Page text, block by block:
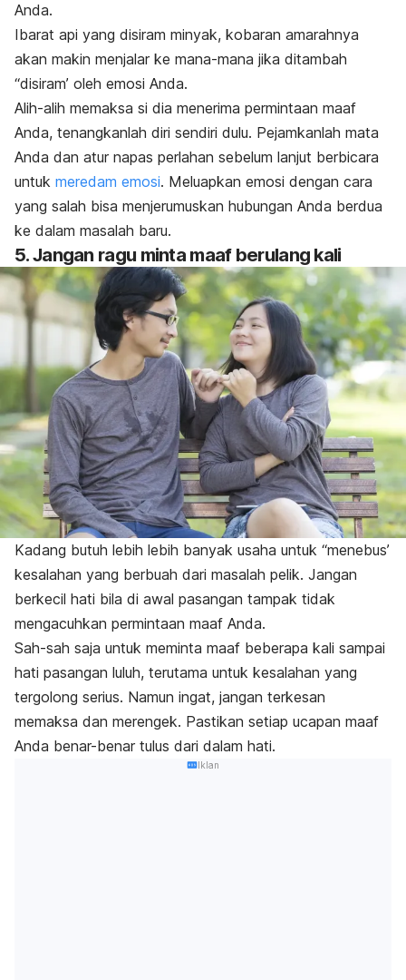
Anda.
Ibarat api yang disiram minyak, kobaran amarahnya
akan makin menjalar ke mana-mana jika ditambah
“disiram’ oleh emosi Anda.
Alih-alih memaksa si dia menerima permintaan maaf
Anda, tenangkanlah diri sendiri dulu. Pejamkanlah mata
Anda dan atur napas perlahan sebelum lanjut berbicara
untuk meredam emosi. Meluapkan emosi dengan cara
yang salah bisa menjerumuskan hubungan Anda berdua
ke dalam masalah baru.
5. Jangan ragu minta maaf berulang kali
Kadang butuh lebih lebih banyak usaha untuk “menebus’
kesalahan yang berbuah dari masalah pelik. Jangan
berkecil hati bila di awal pasangan tampak tidak
mengacuhkan permintaan maaf Anda.
Sah-sah saja untuk meminta maaf beberapa kali sampai
hati pasangan luluh, terutama untuk kesalahan yang
tergolong serius. Namun ingat, jangan terkesan
memaksa dan merengek. Pastikan setiap ucapan maaf
Anda benar-benar tulus dari dalam hati.
Iklan